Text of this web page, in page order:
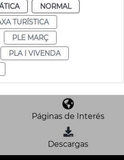
NORMAL
TURÍSTICA
PLE MARÇ
PLA I VIVENDA
Páginas de Interés
Descargas